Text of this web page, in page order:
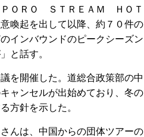
ＰＯＲＯ ＳＴＲＥＡＭ ＨＯＴ
喚起を出して以降、約７０件の
インバウンドのピークシーズン
と話す。
を開催した。道総合政策部の中
ャンセルが出始めており、冬の
方針を示した。
んは、中国からの団体ツアーの